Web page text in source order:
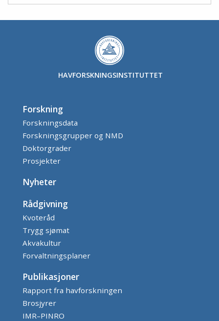
HAVFORSKNINGSINSTITUTTET
Forskning
Forskningsdata
Forskningsgrupper og NMD
Doktorgrader
Prosjekter
Nyheter
Rådgivning
Kvoteråd
Trygg sjømat
Akvakultur
Forvaltningsplaner
Publikasjoner
Rapport fra havforskningen
Brosjyrer
IMR–PINRO